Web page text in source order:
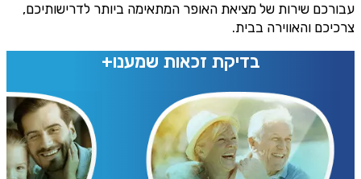
עבורכם שירות של מציאת האופר המתאימה ביותר לדרישותיכם,
צרכיכם והאווירה בבית.
בדיקת זכאות שמענו+